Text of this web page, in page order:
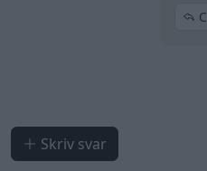
Skriv svar